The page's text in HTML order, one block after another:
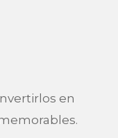
en